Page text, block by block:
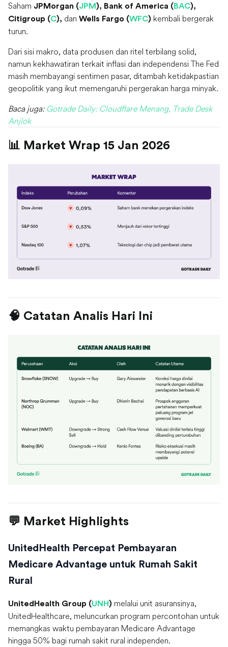
Saham JPMorgan (JPM ), Bank of America ( BAC),
Citigroup (C), dan Wells Fargo (WFC) kembali bergerak
turun.
Dari sisi makro, data produsen dan ritel terbilang solid,
namun kekhawatiran terkait inflasi dan independensi The Fed
masih membayangi sentimen pasar, ditambah ketidakpastian
geopolitik yang ikut memengaruhi pergerakan harga minyak.
Baca juga: Gotrade Daily: Cloudflare Menang, Trade Desk
Anjlok
📊 Market Wrap 15 Jan 2026
🧠 Catatan Analis Hari Ini
💬 Market Highlights
UnitedHealth Percepat Pembayaran
Medicare Advantage untuk Rumah Sakit
Rural
UnitedHealth Group (UNH ) melalui unit asuransinya,
UnitedHealthcare, meluncurkan program percontohan untuk
memangkas waktu pembayaran Medicare Advantage
hingga 50% bagi rumah sakit rural independen.